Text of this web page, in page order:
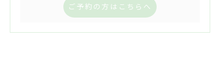
ご予約の方はこちらへ